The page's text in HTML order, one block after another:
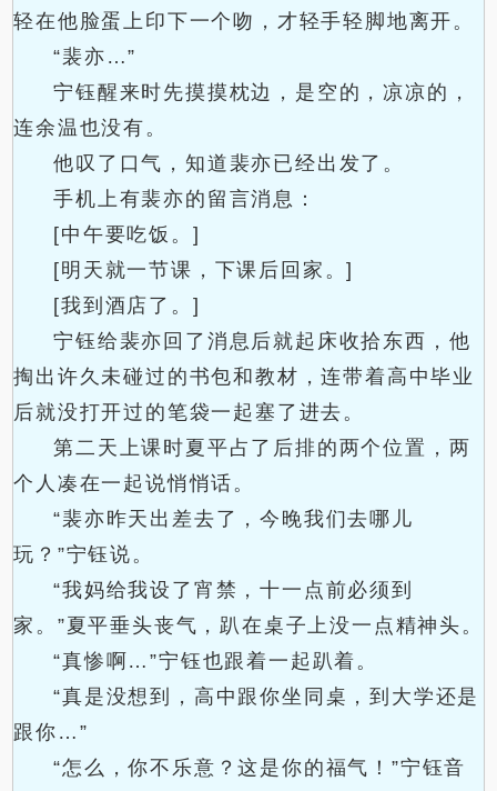
轻在他脸蛋上印下一个吻，才轻手轻脚地离开。
“裴亦…”
宁钰醒来时先摸摸枕边，是空的，凉凉的，
连余温也没有。
他叹了口气，知道裴亦已经出发了。
手机上有裴亦的留言消息：
[中午要吃饭。]
[明天就一节课，下课后回家。]
[我到酒店了。]
宁钰给裴亦回了消息后就起床收拾东西，他
掏出许久未碰过的书包和教材，连带着高中毕业
后就没打开过的笔袋一起塞了进去。
第二天上课时夏平占了后排的两个位置，两
个人凑在一起说悄悄话。
“裴亦昨天出差去了，今晚我们去哪儿
玩？”宁钰说。
“我妈给我设了宵禁，十一点前必须到
家。”夏平垂头丧气，趴在桌子上没一点精神头。
“真惨啊…”宁钰也跟着一起趴着。
“真是没想到，高中跟你坐同桌，到大学还是
跟你…”
“怎么，你不乐意？这是你的福气！”宁钰音